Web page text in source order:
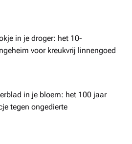
in je droger: het 10-
voor kreukvrij linnengoed
in je bloem: het 100 jaar
tegen ongedierte